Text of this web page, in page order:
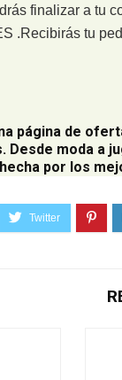
finalizar a tu
.Recibirás tu
página de
Desde moda a
por los